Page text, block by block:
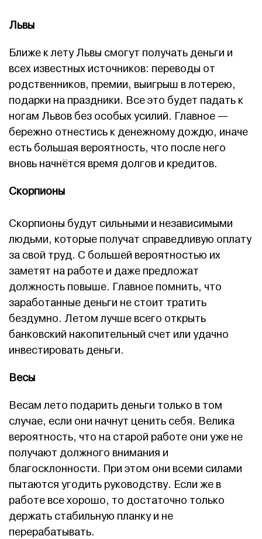
Львы
Ближе к лету Львы смогут получать деньги и
всех известных источников: переводы от
родственников, премии, выигрыш в лотерею,
подарки на праздники. Все это будет падать к
ногам Львов без особых усилий. Главное —
бережно отнестись к денежному дождю, иначе
есть большая вероятность, что после него
вновь начнётся время долгов и кредитов.
Скорпионы
Скорпионы будут сильными и независимыми
людьми, которые получат справедливую оплату
за свой труд. С большей вероятностью их
заметят на работе и даже предложат
должность повыше. Главное помнить, что
заработанные деньги не стоит тратить
бездумно. Летом лучше всего открыть
банковский накопительный счет или удачно
инвестировать деньги.
Весы
Весам лето подарить деньги только в том
случае, если они начнут ценить себя. Велика
вероятность, что на старой работе они уже не
получают должного внимания и
благосклонности. При этом они всеми силами
пытаются угодить руководству. Если же в
работе все хорошо, то достаточно только
держать стабильную планку и не
перерабатывать.